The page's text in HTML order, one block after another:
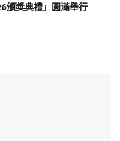
頒獎典禮」圓滿舉行